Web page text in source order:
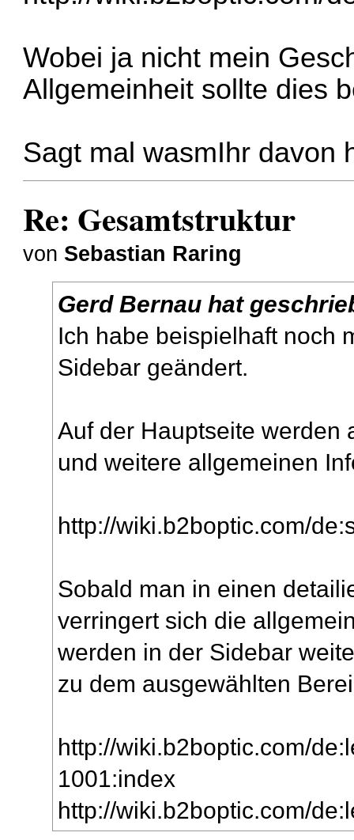
Wobei ja nicht mein
Allgemeinheit sollte dies
Sagt mal wasmIhr davon
Re: Gesamtstruktur
von Sebastian Raring
Gerd Bernau hat
Ich habe beispielhaft noch
Sidebar geändert.
Auf der Hauptseite werden
und weitere allgemeinen
http://wiki.b2boptic.com/
Sobald man in einen
verringert sich die
werden in der Sidebar
zu dem ausgewählten
http://wiki.b2boptic.com/
1001:index
http://wiki.b2boptic.com/